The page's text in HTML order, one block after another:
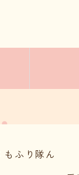
もふり隊ん